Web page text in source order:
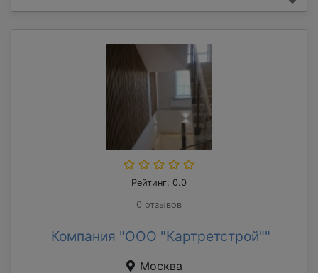
Рейтинг: 0.0
0 отзывов
Компания "ООО "Картретстрой""
Москва